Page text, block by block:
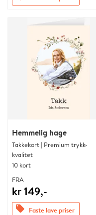
Hemmelig hage
Takkekort | Premium trykk-
kvalitet
10 kort
FRA
kr 149,-
offers Faste lave priser